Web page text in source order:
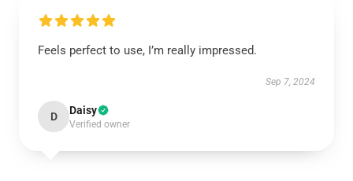
Feels perfect to use, I’m really impressed.
Sep 7, 2024
D Daisy
Verified owner